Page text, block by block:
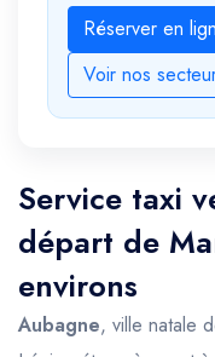
Réserver en
Voir nos
Service taxi
départ de
environs
Aubagne, ville natale